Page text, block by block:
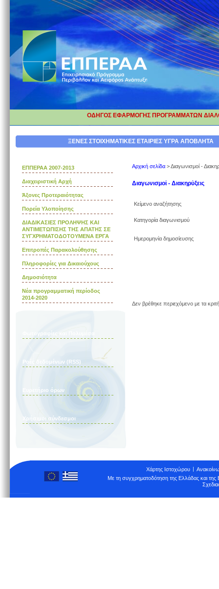
ΟΔΗΓΟΣ ΕΦΑΡΜΟΓΗΣ ΠΡΟΓΡΑΜΜΑΤΩΝ
ΔΙΟΡΘΩΣΗ ΕΠΕΞΗΓΗΜΑΤΙΚΩΝ
ΞΕΝΕΣ ΣΤΟΙΧΗΜΑΤΙΚΕΣ ΕΤΑΙΡΙΕΣ ΥΓΡΑ ΑΠΟΒΛΗΤΑ
ΕΠΠΕΡΑΑ 2007-2013
Διαχειριστική Αρχή
Άξονες Προτεραιότητας
Πορεία Υλοποίησης
ΔΙΑΔΙΚΑΣΙΕΣ ΠΡΟΛΗΨΗΣ ΚΑΙ
ΑΝΤΙΜΕΤΩΠΙΣΗΣ ΤΗΣ ΑΠΑΤΗΣ ΣΕ
ΣΥΓΧΡΗΜΑΤΟΔΟΤΟΥΜΕΝΑ ΕΡΓΑ
Επιτροπές Παρακολούθησης
Πληροφορίες για Δικαιούχους
Δημοσιότητα
Νέα προγραμματική περίοδος
2014-2020
Φωτογραφίες και Πολυμέσα
Ροές δεδομένων (RSS)
Ευρετήριο όρων
Χρήσιμοι σύνδεσμοι
Αρχική σελίδα >Διαγωνισμοί -
Διαγωνισμοί - Διακηρύξεις
Κείμενο αναζήτησης
Κατηγορία διαγωνισμού
Ημερομηνία δημοσίευσης
Δεν βρέθηκε περιεχόμενο με τα
Χάρτης Ιστοχώρου
Με τη συγχρηματοδότηση της Ελλάδας και